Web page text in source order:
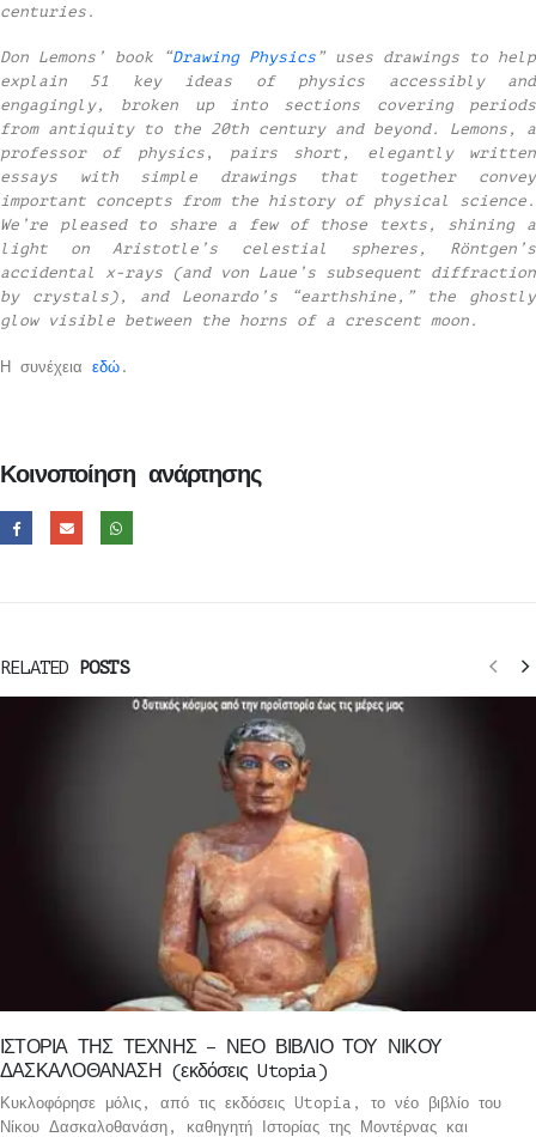
centuries.
Don Lemons’ book “Drawing Physics ” uses drawings to help
explain 51 key ideas of physics accessibly and
engagingly, broken up into sections covering periods
from antiquity to the 20th century and beyond. Lemons, a
professor of physics, pairs short, elegantly written
essays with simple drawings that together convey
important concepts from the history of physical science.
We’re pleased to share a few of those texts, shining a
light on Aristotle’s celestial spheres, Röntgen’s
accidental x-rays (and von Laue’s subsequent diffraction
by crystals), and Leonardo’s “earthshine,” the ghostly
glow visible between the horns of a crescent moon.
Η συνέχεια εδώ .
Κοινοποίηση ανάρτησης
RELATED POSTS
ΙΣΤΟΡΙΑ ΤΗΣ ΤΕΧΝΗΣ – ΝΕΟ ΒΙΒΛΙΟ ΤΟΥ ΝΙΚΟΥ
ΔΑΣΚΑΛΟΘΑΝΑΣΗ (εκδόσεις Utopia)
Κυκλοφόρησε μόλις, από τις εκδόσεις Utopia, το νέο βιβλίο του
Νίκου Δασκαλοθανάση, καθηγητή Ιστορίας της Μοντέρνας και